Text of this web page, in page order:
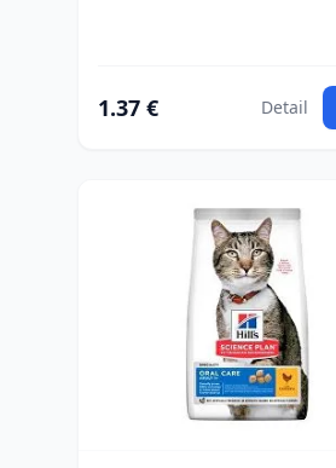
1.37 € Detail